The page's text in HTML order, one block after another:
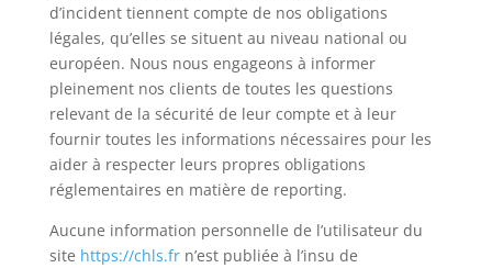
d’incident tiennent compte de nos obligations
légales, qu’elles se situent au niveau national ou
européen. Nous nous engageons à informer
pleinement nos clients de toutes les questions
relevant de la sécurité de leur compte et à leur
fournir toutes les informations nécessaires pour les
aider à respecter leurs propres obligations
réglementaires en matière de reporting.
Aucune information personnelle de l’utilisateur du
site https://chls.frn’est publiée à l’insu de